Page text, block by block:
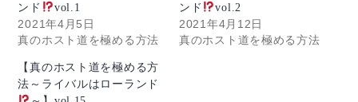
ンド
vol.1
2021年4月5日
真のホスト道を極める方法
ンド
vol.2
2021年4月12日
真のホスト道を極める方法
【真のホスト道を極める方
法～ライバルはローランド